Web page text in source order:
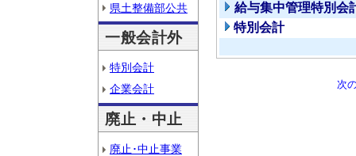
県土整備部公共
一般会計外
特別会計
企業会計
廃止・中止
廃止･中止事業
給与集中管理特別会
特別会計
次